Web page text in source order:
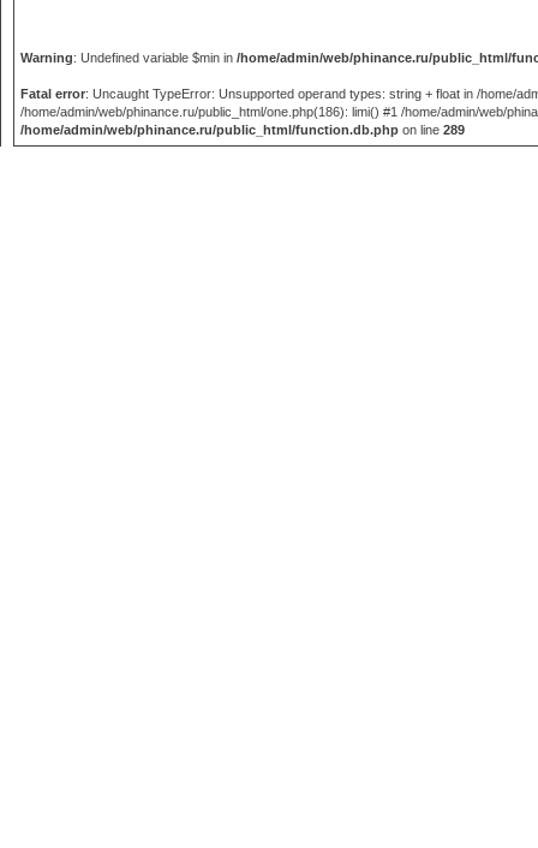
Warning: Undefined variable $min in /home/admin/web/phinance.ru/public_html/
Fatal error: Uncaught TypeError: Unsupported operand types: string + float in /home/
/home/admin/web/phinance.ru/public_html/one.php(186): limi() #1 /home/admin/web/
/home/admin/web/phinance.ru/public_html/function.db.php on line 289